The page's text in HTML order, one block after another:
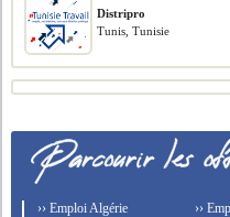
Distripro
Tunis, Tunisie
›› Emploi Algérie
››